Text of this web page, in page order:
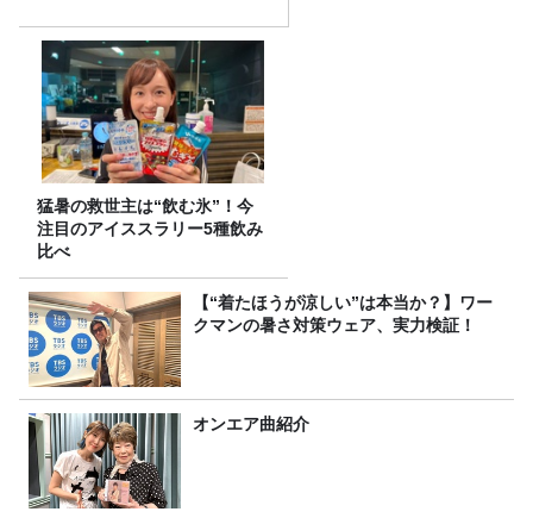
猛暑の救世主は“飲む氷”！今
注目のアイススラリー5種飲み
比べ
【“着たほうが涼しい”は本当か？】ワー
クマンの暑さ対策ウェア、実力検証！
オンエア曲紹介